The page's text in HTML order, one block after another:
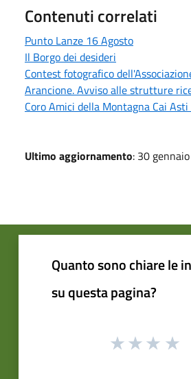
Contenuti correlati
Punto Lanze 16 Agosto
Il Borgo dei desideri
Contest fotografico
Arancione. Avviso alle strutture
Coro Amici della Montagna Cai
Ultimo aggiornamento: 30
Quanto sono chiare le
su questa pagina?